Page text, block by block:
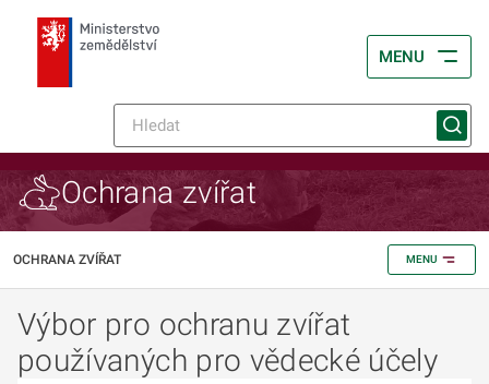
MENU
Ochrana zvířat
OCHRANA ZVÍŘAT MENU
Výbor pro ochranu zvířat
používaných pro vědecké účely